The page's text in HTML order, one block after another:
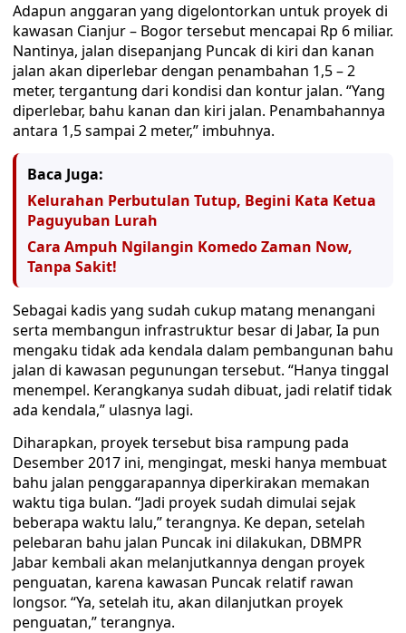
Adapun anggaran yang digelontorkan untuk proyek di
kawasan Cianjur – Bogor tersebut mencapai Rp 6 miliar.
Nantinya, jalan disepanjang Puncak di kiri dan kanan
jalan akan diperlebar dengan penambahan 1,5 – 2
meter, tergantung dari kondisi dan kontur jalan. “Yang
diperlebar, bahu kanan dan kiri jalan. Penambahannya
antara 1,5 sampai 2 meter,” imbuhnya.
Baca Juga:
Kelurahan Perbutulan Tutup, Begini Kata Ketua
Paguyuban Lurah
Cara Ampuh Ngilangin Komedo Zaman Now,
Tanpa Sakit!
Sebagai kadis yang sudah cukup matang menangani
serta membangun infrastruktur besar di Jabar, Ia pun
mengaku tidak ada kendala dalam pembangunan bahu
jalan di kawasan pegunungan tersebut. “Hanya tinggal
menempel. Kerangkanya sudah dibuat, jadi relatif tidak
ada kendala,” ulasnya lagi.
Diharapkan, proyek tersebut bisa rampung pada
Desember 2017 ini, mengingat, meski hanya membuat
bahu jalan penggarapannya diperkirakan memakan
waktu tiga bulan. “Jadi proyek sudah dimulai sejak
beberapa waktu lalu,” terangnya. Ke depan, setelah
pelebaran bahu jalan Puncak ini dilakukan, DBMPR
Jabar kembali akan melanjutkannya dengan proyek
penguatan, karena kawasan Puncak relatif rawan
longsor. “Ya, setelah itu, akan dilanjutkan proyek
penguatan,” terangnya.